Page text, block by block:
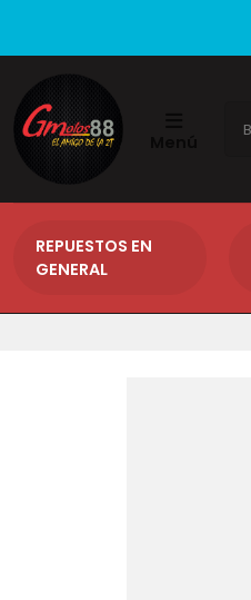
REPUESTOS EN
GENERAL